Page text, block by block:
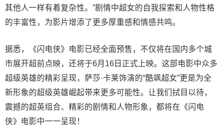
其他人一样有着复杂性。”剧情中超女的自我探索和人物性格
的丰富性，为影片增添了更多厚重感和情感共鸣。
据悉，《闪电侠》电影已经全面预售，不仅将在国内多个城
市展开超前点映，还将于6月16日正式上映。这部电影中众多
超级英雄的精彩呈现，萨莎·卡莱饰演的“酷飒超女”更是为全
新形象的超级英雄崛起带来更多可能性。让我们拭目以待，
震撼的超英组合、精彩的剧情和人物形象，都将在《闪电
侠》电影中一一呈现！